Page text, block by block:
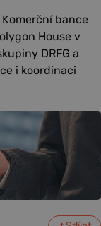
Komerční bance
House v
DRFG a
i koordinaci